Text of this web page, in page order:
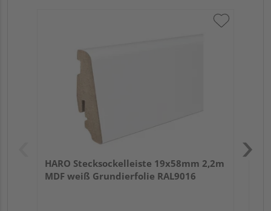
HARO Stecksockelleiste 19x58mm 2,2m
MDF weiß Grundierfolie RAL9016